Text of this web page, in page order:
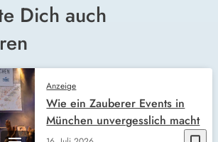
Dich auch
Anzeige
Wie ein Zauberer Events in
München unvergesslich macht